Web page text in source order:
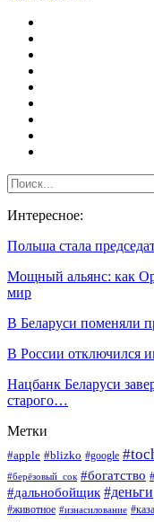
Интересное:
Польша стала
Мощный альянс: как
мир
В Беларуси поменяли
В России отключился
Нацбанк Беларуси
старого…
Метки
#apple #blizko #google
#берёзовый_сок #богатство
#дальнобойщик #деньги
#животное #изнасилование